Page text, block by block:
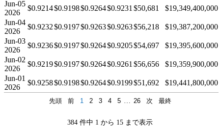
Jun-05
2026
$0.9214$0.9198$0.9264$0.9231 $50,681
$19,349,400,000
Jun-04
2026
$0.9232$0.9197$0.9263$0.9263$56,218
$19,387,200,000
Jun-03
2026
$0.9236$0.9197$0.9264$0.9205$54,697
$19,395,600,000
Jun-02
2026
$0.9219$0.9197$0.9264$0.9261 $56,656
$19,359,900,000
Jun-01
2026
$0.9258$0.9198$0.9264$0.9199$51,692 $19,441,800,000
384 件中 1 から 15 まで表示
先頭 前 1 2 3 4 5 26 次 最終